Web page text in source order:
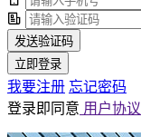
发送验证码
立即登录
我要注册 忘记密码
登录即同意 用户协议